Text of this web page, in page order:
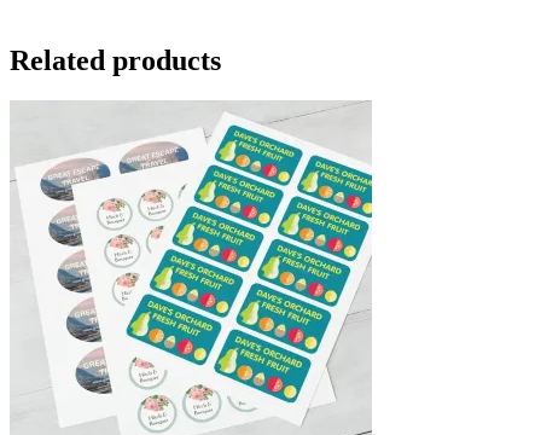
Related products